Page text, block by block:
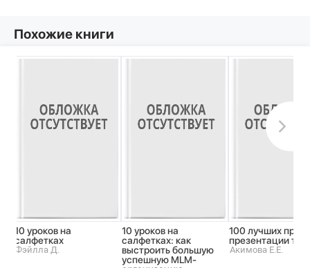
Похожие книги
10 уроков на
салфетках
Фэйлла Д.
10 уроков на
салфетках: как
выстроить большую
успешную MLM-
100 лучших
презентации
Акимова Е.Е.